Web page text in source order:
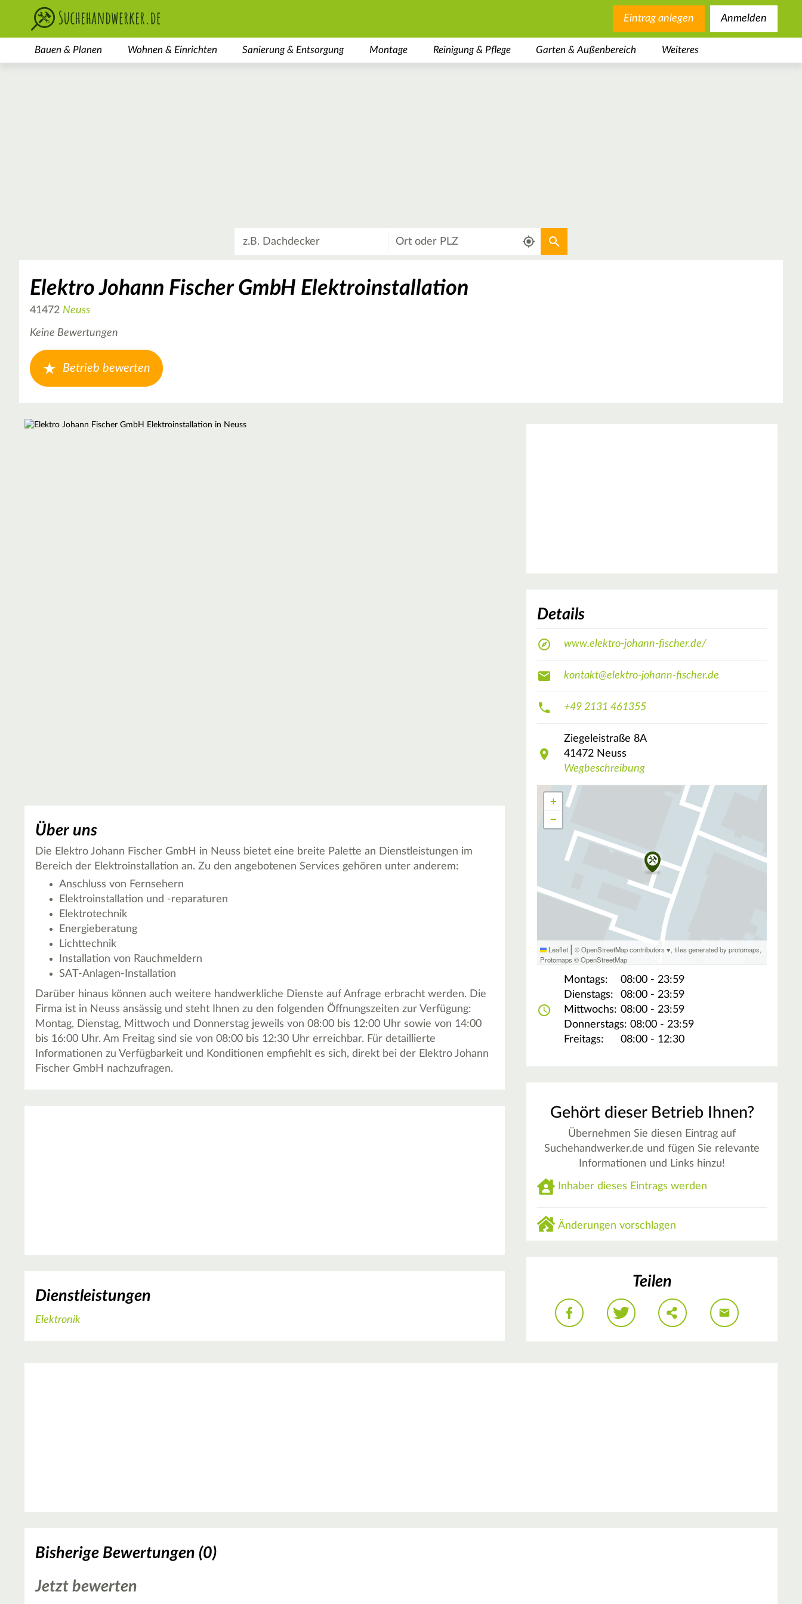
Eintrag anlegen Anmelden
Bauen & Planen Wohnen & Einrichten Sanierung & Entsorgung Montage Reinigung & Pflege Garten & Außenbereich Weiteres
Aktuellen Standort verwenden
Elektro Johann Fischer GmbH Elektroinstallation
41472 Neuss
Keine Bewertungen
Betrieb bewerten
Über uns
Die Elektro Johann Fischer GmbH in Neuss bietet eine breite Palette an Dienstleistungen im
Bereich der Elektroinstallation an. Zu den angebotenen Services gehören unter anderem:
Anschluss von Fernsehern
Elektroinstallation und -reparaturen
Elektrotechnik
Energieberatung
Lichttechnik
Installation von Rauchmeldern
SAT-Anlagen-Installation
Darüber hinaus können auch weitere handwerkliche Dienste auf Anfrage erbracht werden. Die
Firma ist in Neuss ansässig und steht Ihnen zu den folgenden Öffnungszeiten zur Verfügung:
Montag, Dienstag, Mittwoch und Donnerstag jeweils von 08:00 bis 12:00 Uhr sowie von 14:00
bis 16:00 Uhr. Am Freitag sind sie von 08:00 bis 12:30 Uhr erreichbar. Für detaillierte
Informationen zu Verfügbarkeit und Konditionen empfiehlt es sich, direkt bei der Elektro Johann
Fischer GmbH nachzufragen.
Dienstleistungen
Elektronik
Details
www.elektro-johann-fischer.de/
kontakt@elektro-johann-fischer.de
+49 2131 461355
Ziegeleistraße 8A
41472 Neuss
Wegbeschreibung
+
−
Leaflet | © OpenStreetMap contributors ♥,tiles generated by protomaps,
Protomaps ©OpenStreetMap
Montags:
08:00 - 23:59
Dienstags:
08:00 - 23:59
Mittwochs: 08:00 - 23:59
Donnerstags: 08:00 - 23:59
Freitags:
08:00 - 12:30
Gehört dieser Betrieb Ihnen?
Übernehmen Sie diesen Eintrag auf
Suchehandwerker.de und fügen Sie relevante
Informationen und Links hinzu!
Inhaber dieses Eintrags werden
Änderungen vorschlagen
Teilen
Bisherige Bewertungen (0)
Jetzt bewerten